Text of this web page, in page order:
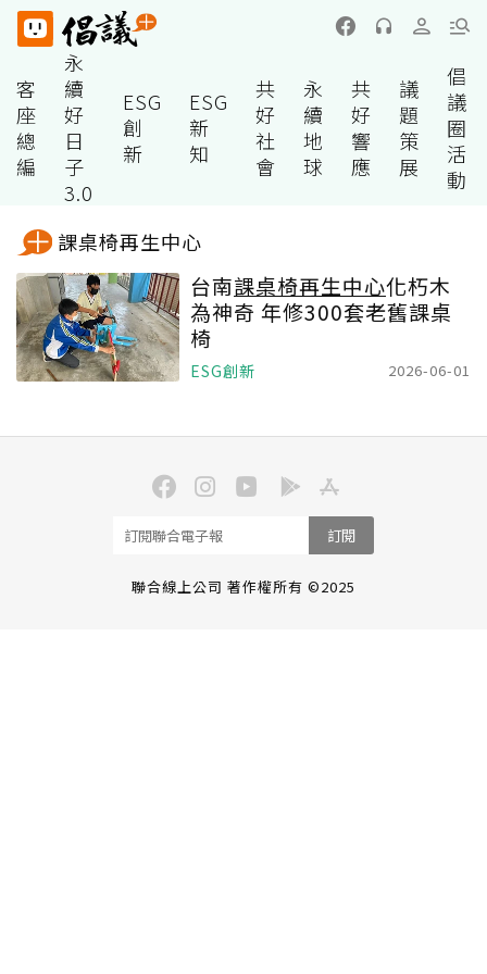
客
座
總
編
永
續
好
日
子
3.0
ESG
創
新
ESG
新
知
共
好
社
會
永
續
地
球
共
好
響
應
議
題
策
展
倡
議
圈
活
動
課桌椅再生中心
台南課桌椅再生中心化朽木
為神奇 年修300套老舊課桌
椅
ESG創新 2026-06-01
訂閱
聯合線上公司 著作權所有 ©2025